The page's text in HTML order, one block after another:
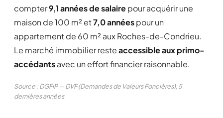
compter9,1 années de salairepour acquérir une
maison de 100 m² et7,0 annéespour un
appartement de 60 m² aux Roches-de-Condrieu.
Le marché immobilier resteaccessible aux primo-
accédantsavec un effort financier raisonnable.
Source : DGFiP — DVF (Demandes de Valeurs Foncières), 5
dernières années